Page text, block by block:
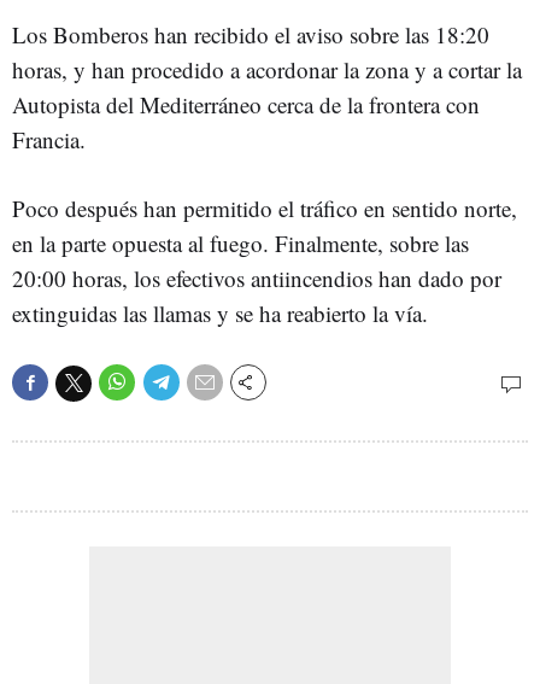
Los Bomberos han recibido el aviso sobre las 18:20
horas, y han procedido a acordonar la zona y a cortar la
Autopista del Mediterráneo cerca de la frontera con
Francia.
Poco después han permitido el tráfico en sentido norte,
en la parte opuesta al fuego. Finalmente, sobre las
20:00 horas, los efectivos antiincendios han dado por
extinguidas las llamas y se ha reabierto la vía.